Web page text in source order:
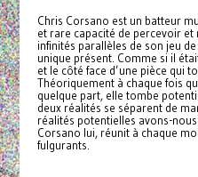
Chris Corsano est un batteur
et rare capacité de percevoir
infinités parallèles de son jeu
unique présent. Comme si il
et le côté face d’une pièce qui
Théoriquement à chaque fois
quelque part, elle tombe
deux réalités se séparent de
réalités potentielles avons-
Corsano lui, réunit à chaque
fulgurants.